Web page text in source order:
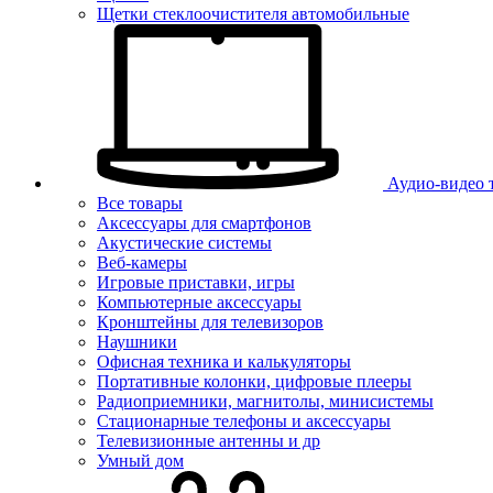
Щетки стеклоочистителя автомобильные
Аудио-видео
Все товары
Аксессуары для смартфонов
Акустические системы
Веб-камеры
Игровые приставки, игры
Компьютерные аксессуары
Кронштейны для телевизоров
Наушники
Офисная техника и калькуляторы
Портативные колонки, цифровые плееры
Радиоприемники, магнитолы, минисистемы
Стационарные телефоны и аксессуары
Телевизионные антенны и др
Умный дом